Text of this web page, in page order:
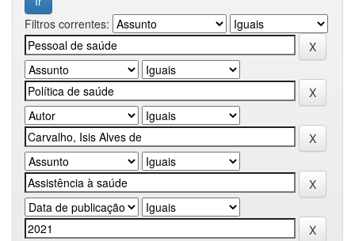
Filtros correntes: